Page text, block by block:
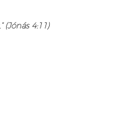
4:11)